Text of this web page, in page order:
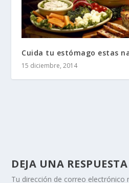
Cuida tu estómago estas
15 diciembre, 2014
DEJA UNA RESPUESTA
Tu dirección de correo electrónico